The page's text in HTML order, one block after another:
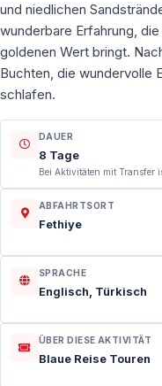
und niedlichen
wunderbare Erfahrung,
goldenen Wert bringt.
Buchten, die wundervolle
schlafen.
DAUER
8 Tage
Bei Aktivitäten mit Transfer
ABFAHRTSORT
Fethiye
SPRACHE
Englisch, Türkisch
ÜBER DIESE AKTIVITÄT
Blaue Reise Touren